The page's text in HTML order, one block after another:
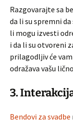
Razgovarajte sa
da li su spremni
li mogu izvesti
i da li su otvoreni
prilagodljiv će
odražava vašu
3.
Bendovi za svadbe